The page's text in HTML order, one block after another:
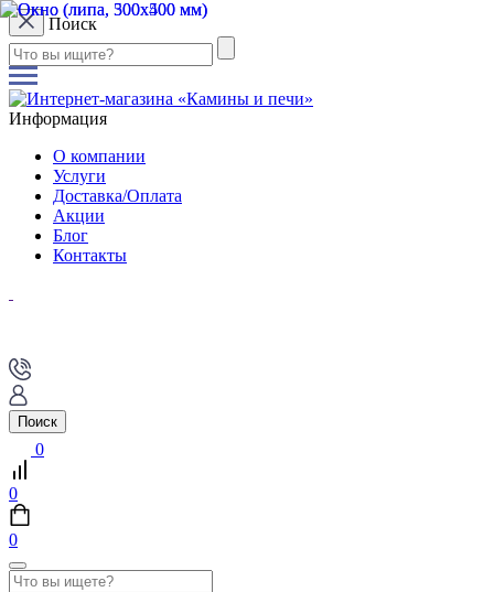
Поиск
Информация
О компании
Услуги
Доставка/Оплата
Акции
Блог
Контакты
Поиск
0
0
0